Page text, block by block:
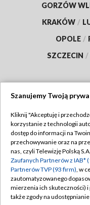
GORZÓW
KRAKÓW /
OPOLE /
SZCZECIN /
Abonament TVP
Emisja w TVP
Centrum informacji
Naziemna
Szanujemy Twoją
Kliknij "Akceptuję i
korzystanie z technologii
dostęp do informacji na
przechowywanie oraz na
nas, czyli Telewizję Polską
Zaufanych Partnerów z IAB*
Partnerów TVP (93 firm), w
zautomatyzowanego
mierzenia ich skuteczności) i
także zgody na